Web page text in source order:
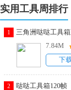
实用工具周排行
1
三角洲哒哒工具
7.84M
下
2 哒哒工具箱120帧